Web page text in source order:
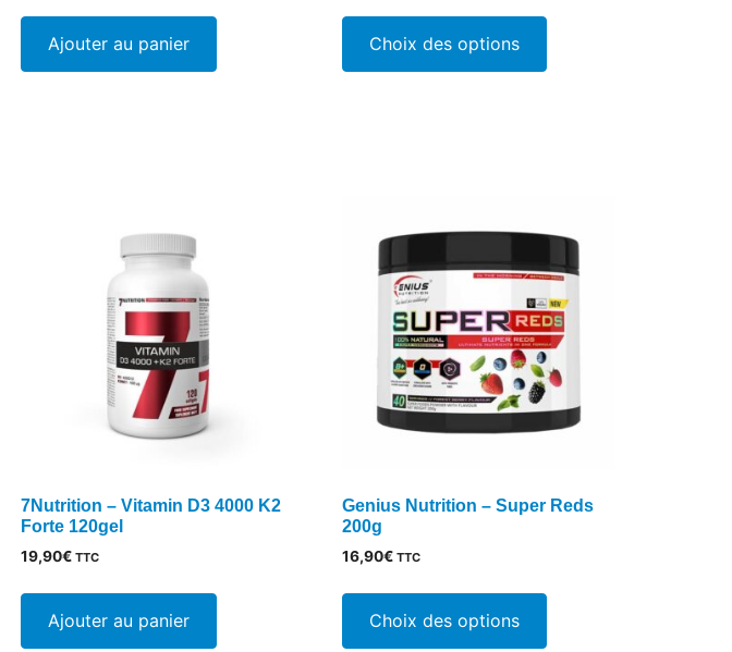
Ajouter au panier Choix des options
a
sur
la
page
du
produit
7Nutrition – Vitamin D3 4000 K2
Forte 120gel
19,90€ TTC
Ajouter au panier
Genius Nutrition – Super Reds
200g
16,90€ TTC
Choix des options
a